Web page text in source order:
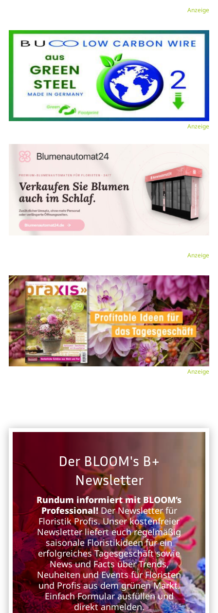
Anzeige
Anzeige
Anzeige
Anzeige
Der BLOOM's B+
Newsletter
Rundum informiert mit BLOOM’s
Professional!Der Newsletter für
Floristik Profis. Unser kostenfreier
Newsletter liefert euch regelmäßig
saisonale Floristikideen für ein
erfolgreiches Tagesgeschäft sowie
News und Facts über Trends,
Neuheiten und Events für Floristen
und Profis aus dem grünen Markt.
Einfach Formular ausfüllen und
direkt anmelden.